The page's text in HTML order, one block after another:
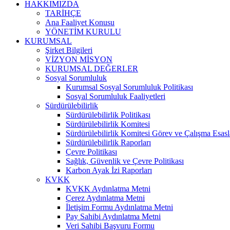
HAKKIMIZDA
TARİHÇE
Ana Faaliyet Konusu
YÖNETİM KURULU
KURUMSAL
Şirket Bilgileri
VİZYON MİSYON
KURUMSAL DEĞERLER
Sosyal Sorumluluk
Kurumsal Sosyal Sorumluluk Politikası
Sosyal Sorumluluk Faaliyetleri
Sürdürülebilirlik
Sürdürülebilirlik Politikası
Sürdürülebilirlik Komitesi
Sürdürülebilirlik Komitesi Görev ve Çalışma
Sürdürülebilirlik Raporları
Çevre Politikası
Sağlık, Güvenlik ve Çevre Politikası
Karbon Ayak İzi Raporları
KVKK
KVKK Aydınlatma Metni
Çerez Aydınlatma Metni
İletişim Formu Aydınlatma Metni
Pay Sahibi Aydınlatma Metni
Veri Sahibi Başvuru Formu